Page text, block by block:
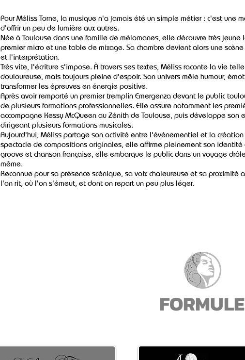
Pour Méliss Torne, la musique n'a jamais été un simple métier : c'est une
d'offrir un peu de lumière aux autres.
Née à Toulouse dans une famille de mélomanes, elle découvre très
premier micro et une table de mixage. Sa chambre devient alors une
et l'interprétation.
Très vite, l'écriture s'impose. À travers ses textes, Méliss raconte la vie
douloureuse, mais toujours pleine d'espoir. Son univers mêle humour,
transformer les épreuves en énergie positive.
Après avoir remporté un premier tremplin Emergenza devant le public
de plusieurs formations professionnelles. Elle assure notamment les
accompagne Kessy McQueen au Zénith de Toulouse, puis développe son
dirigeant plusieurs formations musicales.
Aujourd'hui, Méliss partage son activité entre l'événementiel et la création
spectacle de compositions originales, elle affirme pleinement son
groove et chanson française, elle embarque le public dans un voyage
même.
Reconnue pour sa présence scénique, sa voix chaleureuse et sa
l'on rit, où l'on s'émeut, et dont on repart un peu plus léger.